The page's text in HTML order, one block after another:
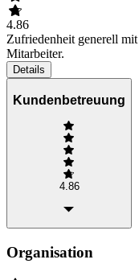
4.86
Zufriedenheit generell
Mitarbeiter.
Details
Kundenbetreuung
4.86
Organisation